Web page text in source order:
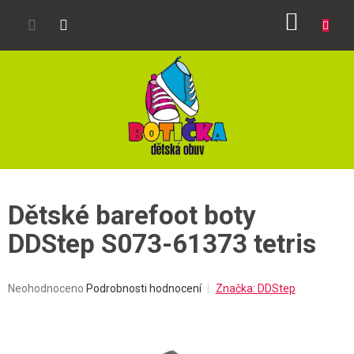
Dětské barefoot boty
DDStep S073-61373 tetris
Průměrné
Neohodnoceno Podrobnosti hodnocení Značka: DDStep